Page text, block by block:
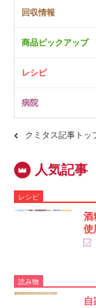
回収情報
商品ピックアップ
レシピ
病院
クミタス記事トッ
レシピ
酒
使
読み物